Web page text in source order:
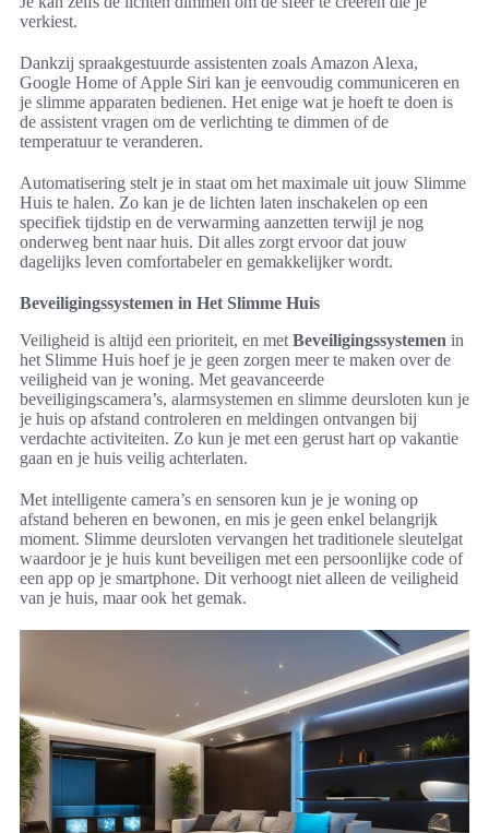
verkiest.
Dankzij spraakgestuurde assistenten zoals Amazon Alexa,
Google Home of Apple Siri kan je eenvoudig communiceren en
je slimme apparaten bedienen. Het enige wat je hoeft te doen is
de assistent vragen om de verlichting te dimmen of de
temperatuur te veranderen.
Automatisering stelt je in staat om het maximale uit jouw Slimme
Huis te halen. Zo kan je de lichten laten inschakelen op een
specifiek tijdstip en de verwarming aanzetten terwijl je nog
onderweg bent naar huis. Dit alles zorgt ervoor dat jouw
dagelijks leven comfortabeler en gemakkelijker wordt.
Beveiligingssystemen in Het Slimme Huis
Veiligheid is altijd een prioriteit, en met Beveiligingssystemen in
het Slimme Huis hoef je je geen zorgen meer te maken over de
veiligheid van je woning. Met geavanceerde
beveiligingscamera’s, alarmsystemen en slimme deursloten kun je
je huis op afstand controleren en meldingen ontvangen bij
verdachte activiteiten. Zo kun je met een gerust hart op vakantie
gaan en je huis veilig achterlaten.
Met intelligente camera’s en sensoren kun je je woning op
afstand beheren en bewonen, en mis je geen enkel belangrijk
moment. Slimme deursloten vervangen het traditionele sleutelgat
waardoor je je huis kunt beveiligen met een persoonlijke code of
een app op je smartphone. Dit verhoogt niet alleen de veiligheid
van je huis, maar ook het gemak.